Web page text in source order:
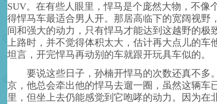
SUV。在有些人眼里，悍马是个庞然大物，不像
得悍马车最适合男人开。那居高临下的宽阔视野
间和强大的动力，只有悍马才能达到这越野的极
上路时，并不觉得体积太大，估计再大点儿的车
坦言，开完悍马再动别的车就跟开玩具车似的。
要说这些日子，孙楠开悍马的次数还真不多
京，他总会牵出他的悍马去遛一圈，虽然这辆车
里，但坐上去仍能感觉到它咆哮的动力。因为在